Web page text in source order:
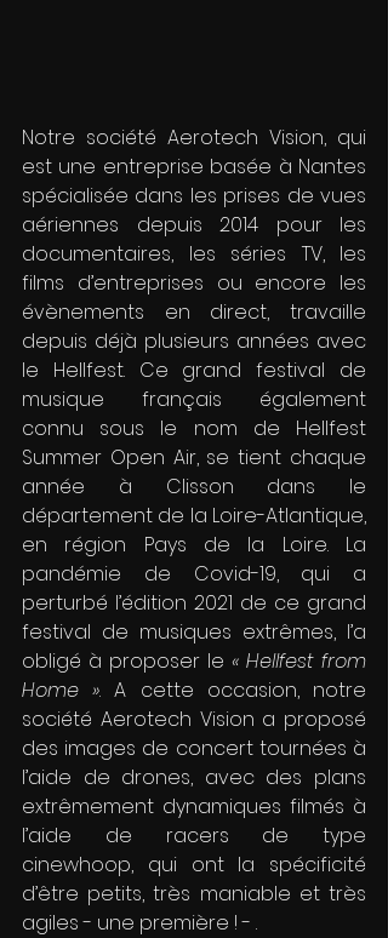
Notre société Aerotech Vision, qui
est une entreprise basée à Nantes
spécialisée dans les prises de vues
aériennes depuis 2014 pour les
documentaires, les séries TV, les
films d’entreprises ou encore les
évènements en direct, travaille
depuis déjà plusieurs années avec
le Hellfest. Ce grand festival de
musique français également
connu sous le nom de Hellfest
Summer Open Air, se tient chaque
année à Clisson dans le
département de la Loire-Atlantique,
en région Pays de la Loire. La
pandémie de Covid-19, qui a
perturbé l’édition 2021 de ce grand
festival de musiques extrêmes, l’a
obligé à proposer le « Hellfest from
Home ». A cette occasion, notre
société Aerotech Vision a proposé
des images de concert tournées à
l’aide de drones, avec des plans
extrêmement dynamiques filmés à
l’aide de racers de type
cinewhoop, qui ont la spécificité
d’être petits, très maniable et très
agiles - une première ! - .